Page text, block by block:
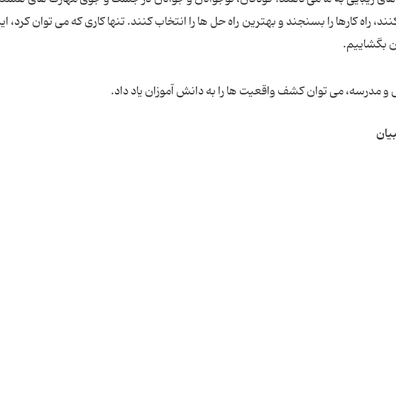
راه کارها را بسنجند و بهترین راه حل ها را انتخاب کنند. تنها کاری که می توان کرد،
بگشاییم.
می توان کشف واقعیت ها را به دانش آموزان یاد داد.